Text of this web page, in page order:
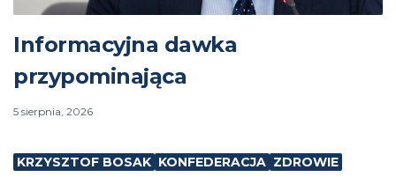
Informacyjna dawka
przypominająca
5 sierpnia, 2026
KRZYSZTOF BOSAK KONFEDERACJA ZDROWIE